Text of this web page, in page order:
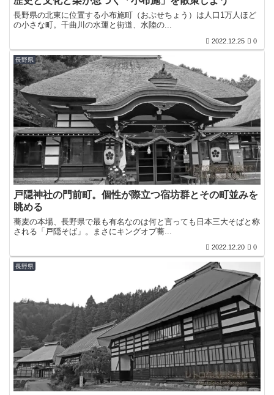
長野県の北東に位置する小布施町（おぶせちょう）は人口1万人ほど
の小さな町。千曲川の水運と街道、水陸の...
2022.12.25 0
長野県
戸隠神社の門前町。個性が際立つ宿坊群とその町並みを
眺める
蕎麦の本場、長野県で最も有名なのは何と言っても日本三大そばと称
される「戸隠そば」。まさにキングオブ蕎...
2022.12.20 0
長野県